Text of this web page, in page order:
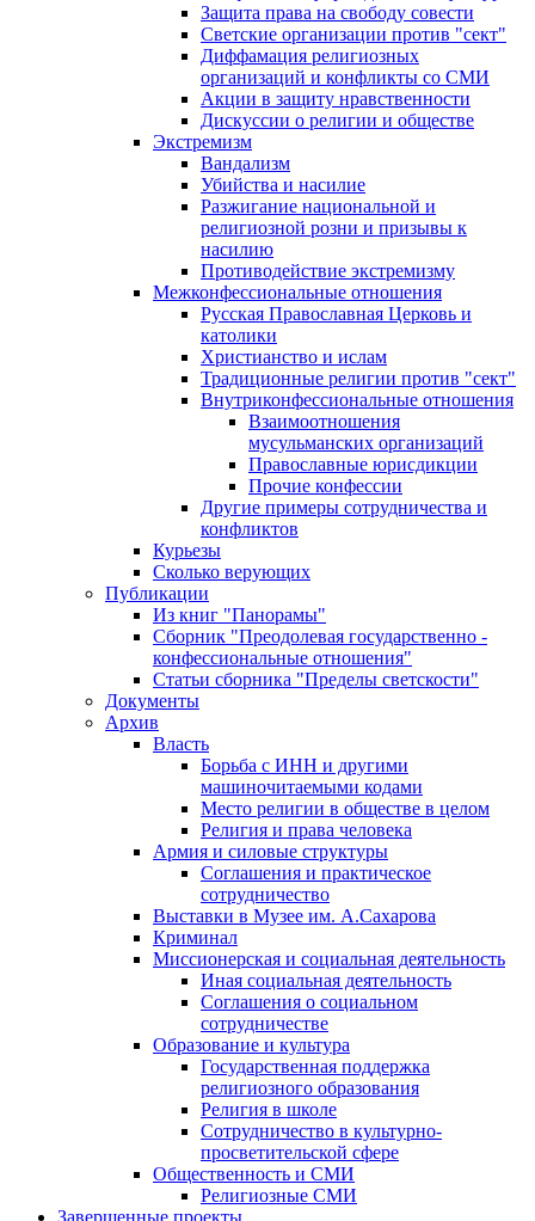
Защита права на свободу совести
Светские организации против "сект"
Диффамация религиозных
организаций и конфликты со СМИ
Акции в защиту нравственности
Дискуссии о религии и обществе
Экстремизм
Вандализм
Убийства и насилие
Разжигание национальной и
религиозной розни и призывы к
насилию
Противодействие экстремизму
Межконфессиональные отношения
Русская Православная Церковь и
католики
Христианство и ислам
Традиционные религии против "сект"
Внутриконфессиональные отношения
Взаимоотношения
мусульманских организаций
Православные юрисдикции
Прочие конфессии
Другие примеры сотрудничества и
конфликтов
Курьезы
Сколько верующих
Публикации
Из книг "Панорамы"
Сборник "Преодолевая государственно -
конфессиональные отношения"
Статьи сборника "Пределы светскости"
Документы
Архив
Власть
Борьба с ИНН и другими
машиночитаемыми кодами
Место религии в обществе в целом
Религия и права человека
Армия и силовые структуры
Соглашения и практическое
сотрудничество
Выставки в Музее им. А.Сахарова
Криминал
Миссионерская и социальная деятельность
Иная социальная деятельность
Соглашения о социальном
сотрудничестве
Образование и культура
Государственная поддержка
религиозного образования
Религия в школе
Сотрудничество в культурно-
просветительской сфере
Общественность и СМИ
Религиозные СМИ
Завершенные проекты